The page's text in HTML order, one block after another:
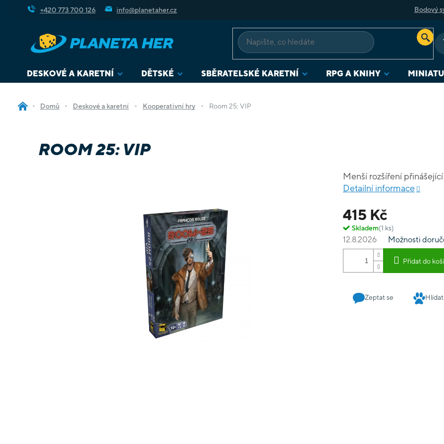
+420 773 700 126 info@planetaher.cz Bodový
DESKOVÉ A KARETNÍ DĚTSKÉ SBĚRATELSKÉ KARETNÍ RPG A KNIHY
Domů Deskové a karetní Kooperativní hry Room 25: VIP
ROOM 25: VIP
415 Kč
Skladem(1 ks)
12.8.2026 Možnosti
Přidat do
Menší rozšíření
Detailní informace
Zeptat se Hlídat